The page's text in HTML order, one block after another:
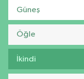
Güneş
Öğle
İkindi